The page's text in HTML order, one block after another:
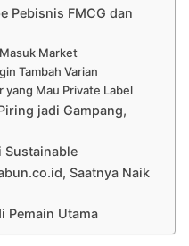
Pebisnis FMCG dan
Market
Tambah Varian
yang Mau Private Label
jadi Gampang,
Sustainable
Saatnya Naik
Pemain Utama